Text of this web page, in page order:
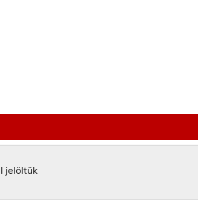
jelöltük